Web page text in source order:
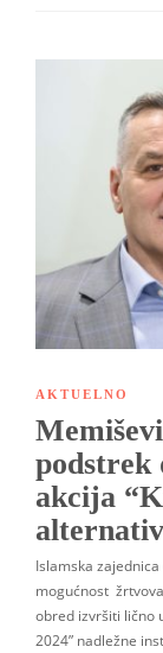
AKTUELNO
podstrek
akcija
Islamska
mogućnost
obred izvršiti lično
2024” nadležne